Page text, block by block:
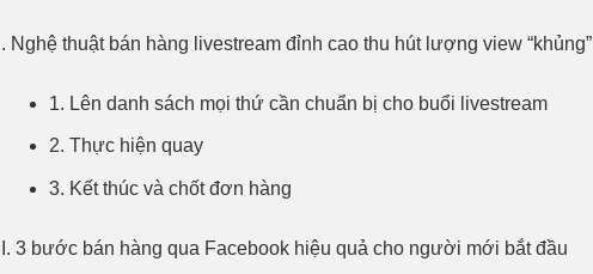
II. Nghệ thuật bán hàng livestream đỉnh cao thu hút lượng view “khủng”
1. Lên danh sách mọi thứ cần chuẩn bị cho buổi livestream
2. Thực hiện quay
3. Kết thúc và chốt đơn hàng
III. 3 bước bán hàng qua Facebook hiệu quả cho người mới bắt đầu